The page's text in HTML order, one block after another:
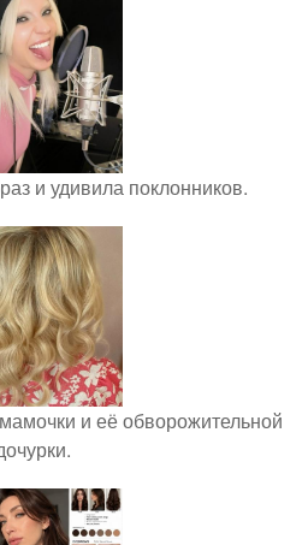
и удивила поклонников.
и её обворожительной